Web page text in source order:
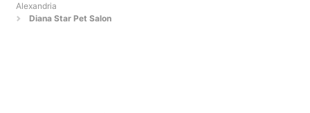
Alexandria
Diana Star Pet Salon